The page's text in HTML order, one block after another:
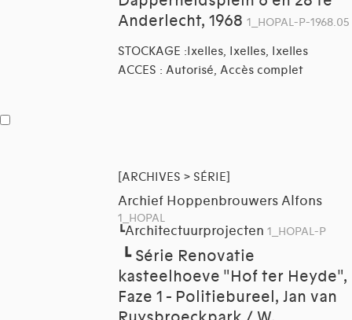
Anderlecht, 1968 1_HOPAL-P-1968.05
STOCKAGE :Ixelles, Ixelles, Ixelles
ACCES : Autorisé, Accès complet
[ARCHIVES > SÉRIE]
Archief Hoppenbrouwers Alfons
1_HOPAL
┗Architectuurprojecten 1_HOPAL-P
┗ Série Renovatie
kasteelhoeve "Hof ter Heyde",
Faze 1 - Politiebureel, Jan van